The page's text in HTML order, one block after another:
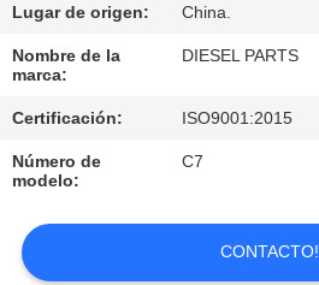
CALIDAD
ÉNTRENOS
EN
CONTACTO
CON
Lugar de origen: China.
Nombre de la
marca:
DIESEL PARTS
Certificación: ISO9001:2015
Número de
modelo:
C7
CONTACTO!